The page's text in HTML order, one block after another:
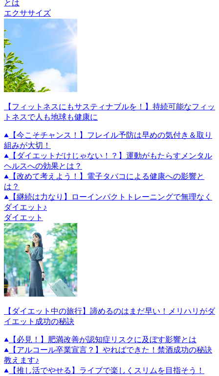
とは
エクササイズ
【フィットネスにもサスティナブルを！】持続可能なフィッ
トネスで人も地球も健康に
【今こそチャンス！】フレイル予防は早めの気付き＆取り
組みが大切！
【ダイエットだけじゃない！？】運動がもたらすメンタル
ヘルスへの効果とは？
【改めて考えよう！】電子タバコによる健康への影響と
は？
【継続は力なり】ローインパクトトレーニングで無理なく
ダイエット♪
ダイエット
【ダイエット中の旅行】諦めるのはまだ早い！メリハリがダ
イエット成功の秘訣
【必見！】肥満改善が認知症リスクに及ぼす影響とは
【アルコール卒業宣言？】やればできた！禁酒成功の秘訣
教えます♪
【推し活でやせる】ライブで楽しくスリムを目指そう！